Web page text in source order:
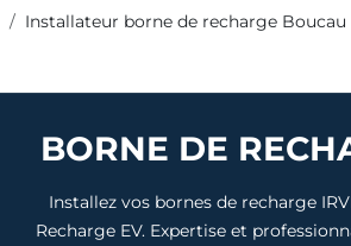
Installateur borne de recharge Boucau
BORNE DE
Installez vos bornes de recharge
Recharge EV. Expertise et